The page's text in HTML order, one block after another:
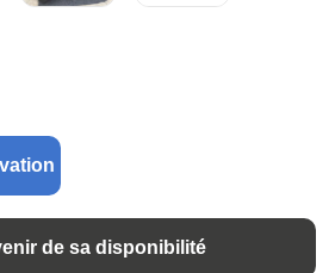
de sa disponibilité